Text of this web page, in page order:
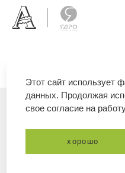
Этот сайт использует
данных. Продолжая
свое согласие на
хорошо